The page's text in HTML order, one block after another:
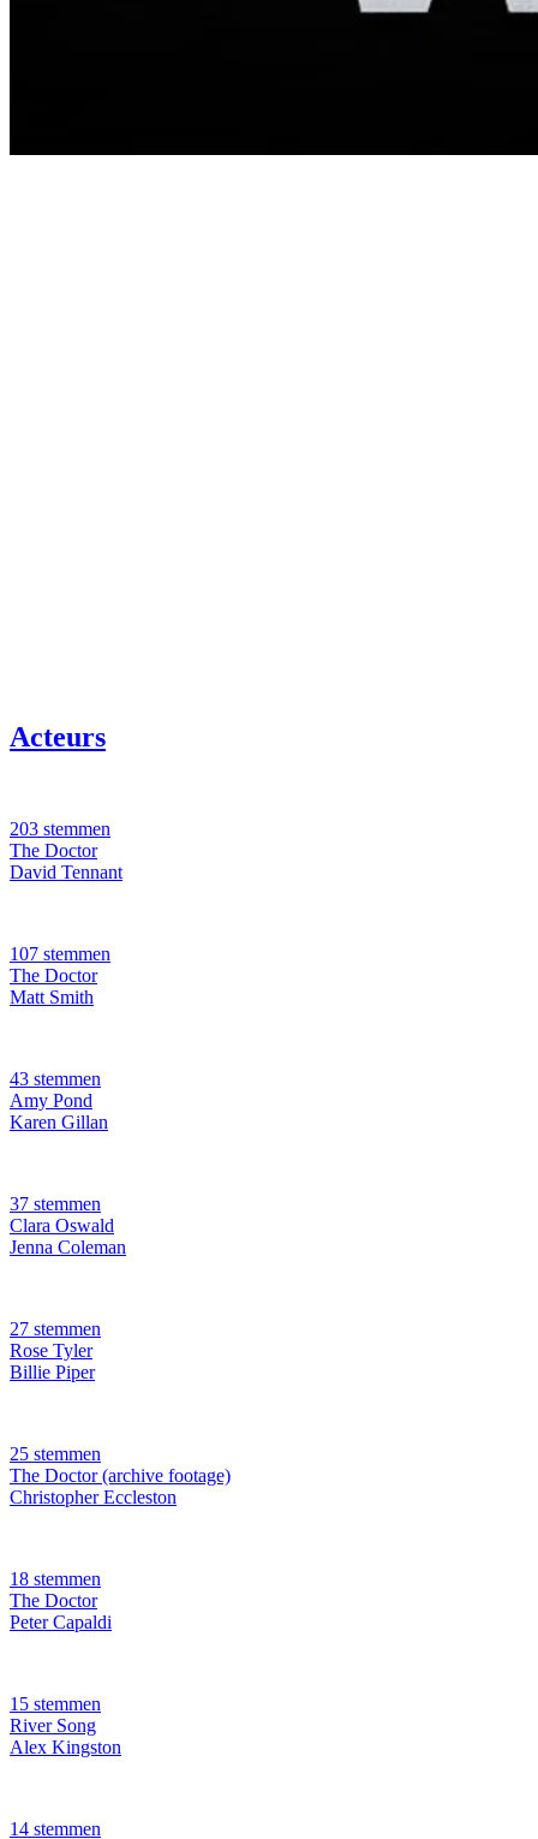
Acteurs
203 stemmen
The Doctor
David Tennant
107 stemmen
The Doctor
Matt Smith
43 stemmen
Amy Pond
Karen Gillan
37 stemmen
Clara Oswald
Jenna Coleman
27 stemmen
Rose Tyler
Billie Piper
25 stemmen
The Doctor (archive footage)
Christopher Eccleston
18 stemmen
The Doctor
Peter Capaldi
15 stemmen
River Song
Alex Kingston
14 stemmen